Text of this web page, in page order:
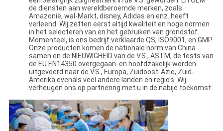
de diensten aan wereldberoemde merken, zoals
Amazonië, wal-Markt, disney, Adidas en enz. heeft
verleend. Wij zetten eerst altijd kwaliteit en hoge normen
in het selecteren van en het gebruiken van grondstof.
Momenteel, is ons bedrijf verklaarde QS, ISO9001, en GMP.
Onze producten komen de nationale norm van China
samen en de NIEUWIGHEID van de V.S., ASTM, de tests van
de EU EN14350 overgegaan. en hoofdzakelijk worden
uitgevoerd naar de V.S., Europa, Zuidoost-Azië, Zuid-
Amerika evenals veel andere landen en regio's. Wij
verheugen ons op partnering met u in de nabije toekomst.